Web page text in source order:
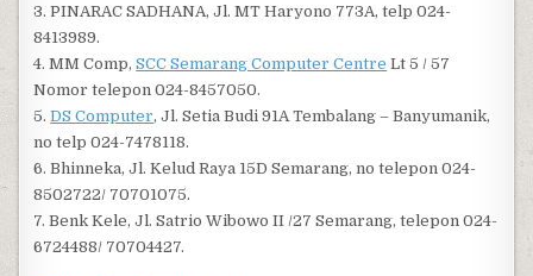
3. PINARAC SADHANA, Jl. MT Haryono 773A, telp 024-
8413989.
4. MM Comp,SCC Semarang Computer Centre Lt 5 / 57
Nomor telepon 024-8457050.
5.DS Computer, Jl. Setia Budi 91A Tembalang – Banyumanik,
no telp 024-7478118.
6. Bhinneka, Jl. Kelud Raya 15D Semarang, no telepon 024-
8502722/ 70701075.
7. Benk Kele, Jl. Satrio Wibowo II /27 Semarang, telepon 024-
6724488/ 70704427.